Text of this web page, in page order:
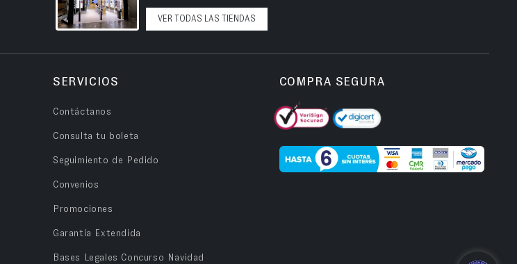
VER TODAS LAS TIENDAS
SERVICIOS
Contáctanos
Consulta tu boleta
Seguimiento de Pedido
Convenios
Promociones
Garantía Extendida
Bases Legales Concurso Navidad
COMPRA SEGURA